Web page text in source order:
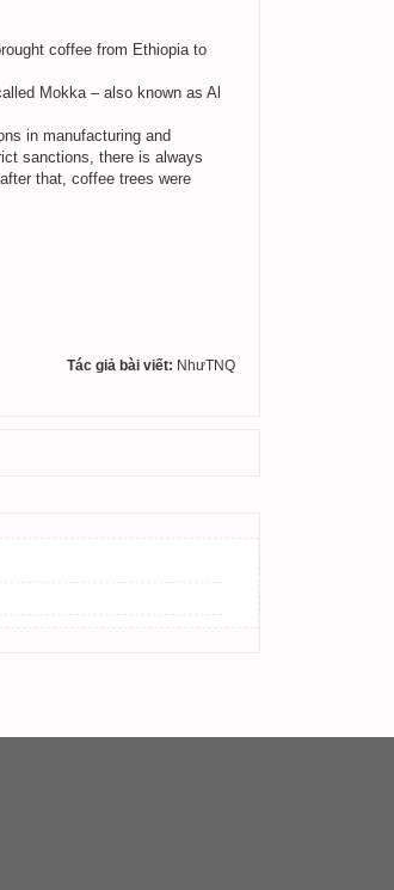
coffee from Ethiopia to
Mokka – also known as Al
in manufacturing and
sanctions, there is always
that, coffee trees were
Tác giả bài viết: NhưTNQ